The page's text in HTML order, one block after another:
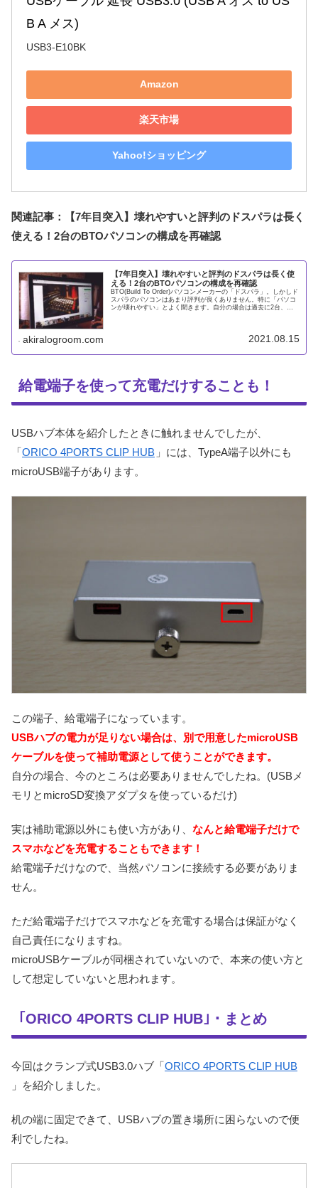
B A メス)
USB3-E10BK
Amazon
楽天市場
Yahoo!ショッピング
関連記事：【7年目突入】壊れやすいと評判のドスパラは長く
使える！2台のBTOパソコンの構成を再確認
【7年目突入】壊れやすいと評判のドスパラは長く使
える！2台のBTOパソコンの構成を再確認
BTO(Build To Order)パソコンメーカーの「ドスパラ」。しかしド
スパラのパソコンはあまり評判が良くありません。特に「パソコ
ンが壊れやすい」とよく聞きます。自分の場合は過去に2台、ド
akiralogroom.com 2021.08.15
給電端子を使って充電だけすることも！
USBハブ本体を紹介したときに触れませんでしたが、
「ORICO 4PORTS CLIP HUB 」には、TypeA端子以外にも
microUSB端子があります。
この端子、給電端子になっています。
USBハブの電力が足りない場合は、別で用意したmicroUSB
ケーブルを使って補助電源として使うことができます。
自分の場合、今のところは必要ありませんでしたね。(USBメ
モリとmicroSD変換アダプタを使っているだけ)
実は補助電源以外にも使い方があり、 なんと給電端子だけで
スマホなどを充電することもできます！
給電端子だけなので、当然パソコンに接続する必要がありま
せん。
ただ給電端子だけでスマホなどを充電する場合は保証がなく
自己責任になりますね。
microUSBケーブルが同梱されていないので、本来の使い方と
して想定していないと思われます。
｢ORICO 4PORTS CLIP HUB｣・まとめ
今回はクランプ式USB3.0ハブ「ORICO 4PORTS CLIP HUB
」を紹介しました。
机の端に固定できて、USBハブの置き場所に困らないので便
利でしたね。